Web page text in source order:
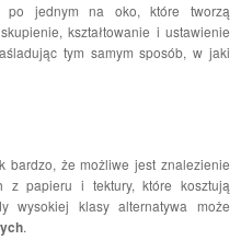
jednym na oko, które tworzą
kształtowanie i ustawienie
tym samym sposób, w jaki
bardzo, że możliwe jest znalezienie
z papieru i tektury, które kosztują
wysokiej klasy alternatywa może
.